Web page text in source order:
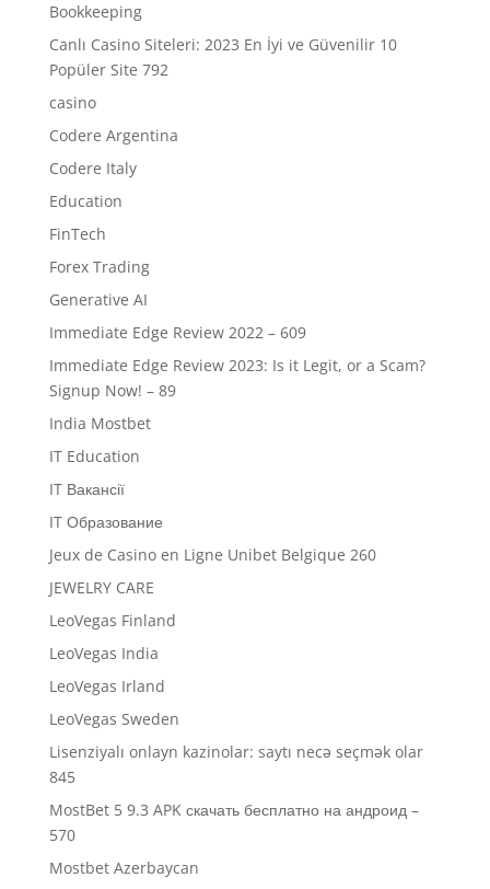
Bookkeeping
Canlı Casino Siteleri: 2023 En İyi ve Güvenilir 10
Popüler Site 792
casino
Codere Argentina
Codere Italy
Education
FinTech
Forex Trading
Generative AI
Immediate Edge Review 2022 – 609
Immediate Edge Review 2023: Is it Legit, or a Scam?
Signup Now! – 89
India Mostbet
IT Education
IT Вакансії
IT Образование
Jeux de Casino en Ligne Unibet Belgique 260
JEWELRY CARE
LeoVegas Finland
LeoVegas India
LeoVegas Irland
LeoVegas Sweden
Lisenziyalı onlayn kazinolar: saytı necə seçmək olar
845
MostBet 5 9.3 APK скачать бесплатно на андроид –
570
Mostbet Azerbaycan